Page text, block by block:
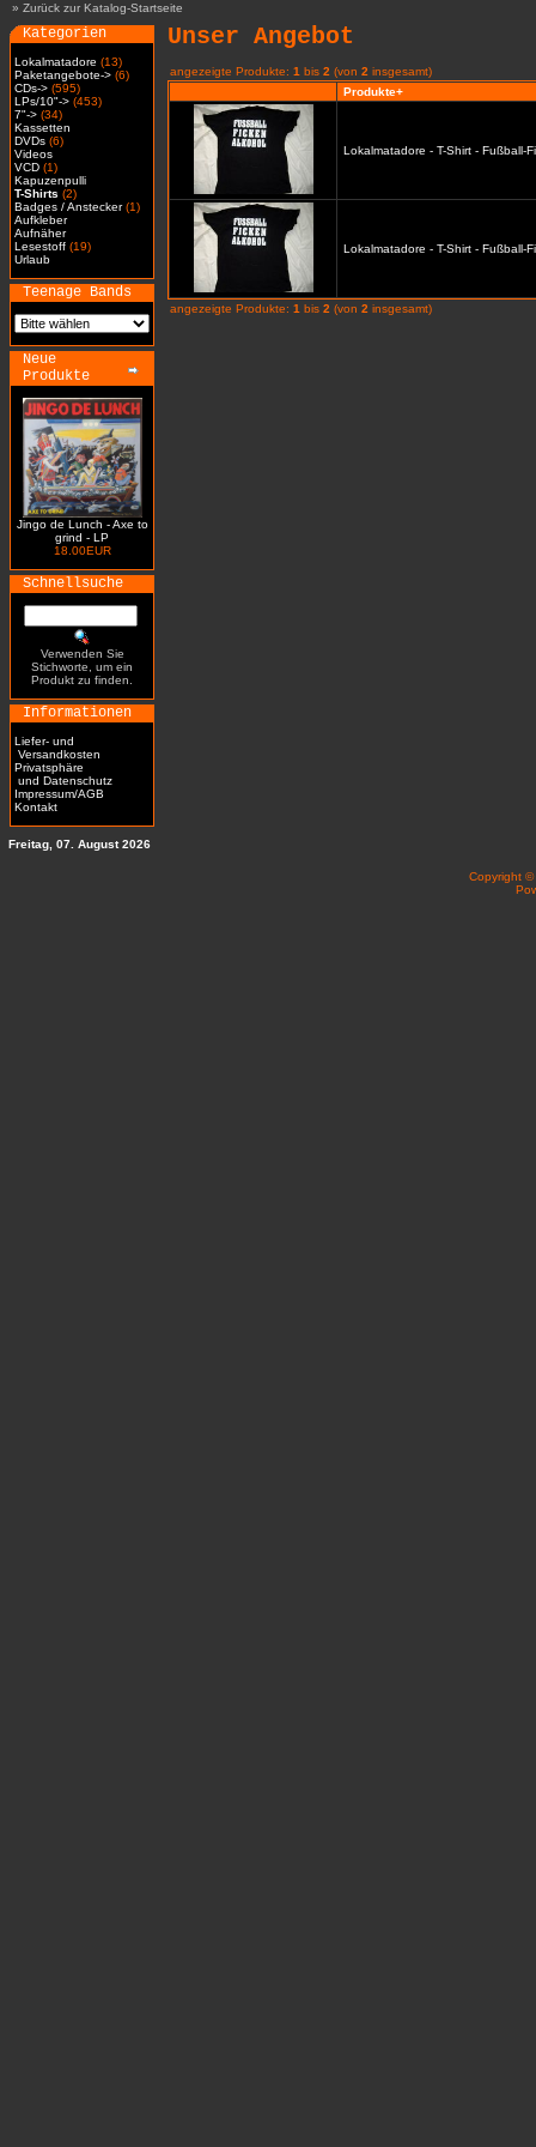
» Zurück zur Katalog-Startseite
Kategorien
Lokalmatadore (13)
Paketangebote-> (6)
CDs-> (595)
LPs/10"-> (453)
7"-> (34)
Kassetten
DVDs (6)
Videos
VCD (1)
Kapuzenpulli
T-Shirts (2)
Badges / Anstecker(1)
Aufkleber
Aufnäher
Lesestoff (19)
Urlaub
Teenage Bands
Neue
Produkte
Jingo de Lunch - Axe to
grind - LP
18.00EUR
Schnellsuche
Verwenden Sie
Stichworte, um ein
Produkt zu finden.
Informationen
Liefer- und
Versandkosten
Privatsphäre
und Datenschutz
Impressum/AGB
Kontakt
Unser Angebot
angezeigte Produkte: 1 bis 2 (von 2 insgesamt)
Produkte+
Lokalmatadore - T-Shirt - Fußball-
Lokalmatadore - T-Shirt - Fußball-
angezeigte Produkte: 1 bis 2 (von 2 insgesamt)
Freitag, 07. August 2026
Copyright